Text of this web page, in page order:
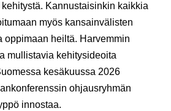
Kannustaisinkin kaikkia
myös kansainvälisten
oppimaan heiltä. Harvemmin
mullistavia kehitysideoita
kesäkuussa 2026
ohjausryhmän
innostaa.